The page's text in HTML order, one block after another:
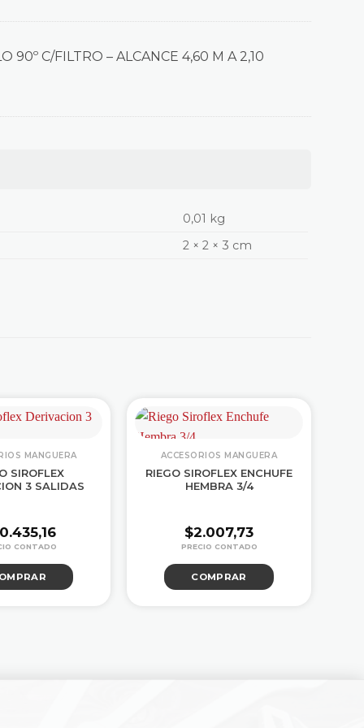
90º C/FILTRO – ALCANCE 4,60 M A 2,10
0,01 kg
2 × 2 × 3 cm
MANGUERA
SIROFLEX
3 SALIDAS
ACCESORIOS MANGUERA
RIEGO SIROFLEX ENCHUFE
HEMBRA 3/4
$2.007,73
COMPRAR